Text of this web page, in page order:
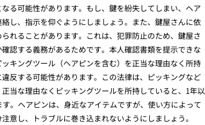
る可能性があります。もし、鍵を紛失してしまい、ヘア
し、指示を仰ぐようにしましょう。また、鍵屋さんに依
れることがあります。これは、犯罪防止のため、鍵屋さ
認する義務があるためです。本人確認書類を提示できな
キングツール（ヘアピンを含む）を正当な理由なく所持
反する可能性があります。この法律は、ピッキングなど
当な理由なくピッキングツールを所持していると、1年以
。ヘアピンは、身近なアイテムですが、使い方によって
意し、トラブルに巻き込まれないようにしましょう。